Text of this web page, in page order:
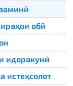
обӣ
идоракунӣ
истеҳсолот